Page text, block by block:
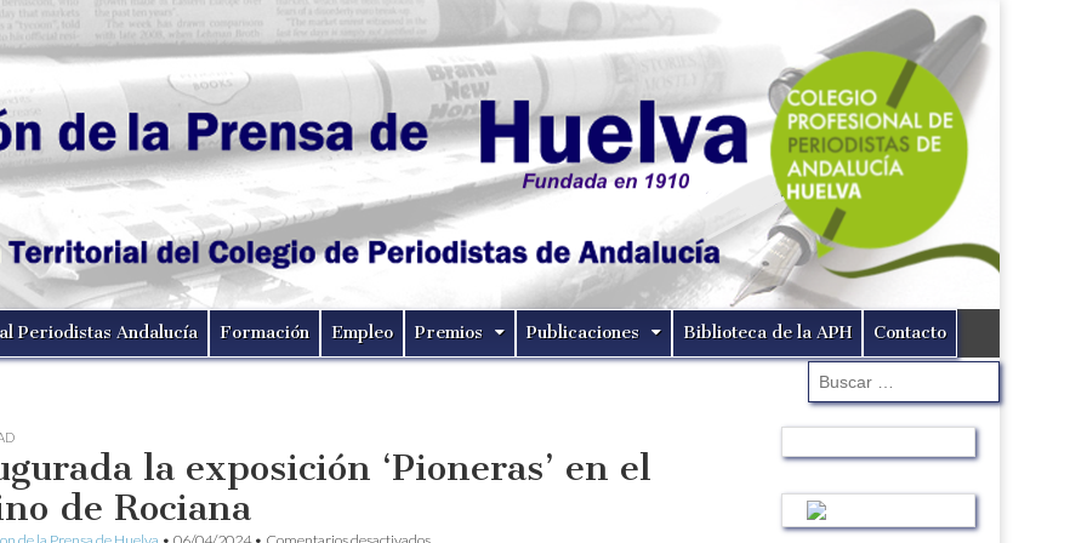
Periodistas Andalucía Formación Empleo Premios Publicaciones Biblioteca de la APH Contacto
Buscar:
la exposición ‘Pioneras’ en el
de Rociana
en